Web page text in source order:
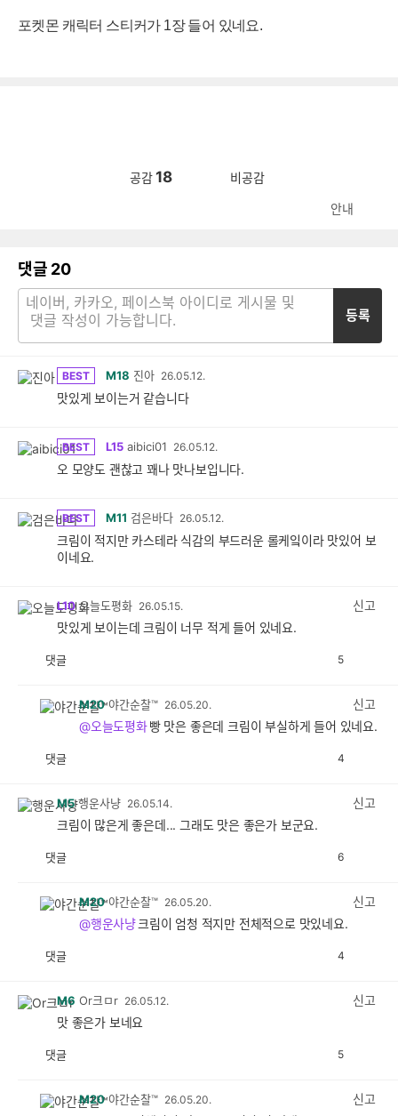
포켓몬 캐릭터 스티커가 1장 들어 있네요.
공감18 비공감
안내
댓글 20
등록
BEST M18 진아 26.05.12.
맛있게 보이는거 같습니다
BEST L15 aibici01 26.05.12.
오 모양도 괜찮고 꽤나 맛나보입니다.
BEST M11 검은바다 26.05.12.
크림이 적지만 카스테라 식감의 부드러운 롤케잌이라 맛있어 보
이네요.
L10 오늘도평화 26.05.15.
신고
맛있게 보이는데 크림이 너무 적게 들어 있네요.
댓글 5
M20 야간순찰™ 26.05.20.
신고
@오늘도평화빵 맛은 좋은데 크림이 부실하게 들어 있네요.
댓글 4
M5 행운사냥 26.05.14.
신고
크림이 많은게 좋은데... 그래도 맛은 좋은가 보군요.
댓글 6
M20 야간순찰™ 26.05.20.
신고
@행운사냥크림이 엄청 적지만 전체적으로 맛있네요.
댓글 4
M6 Or크ㅁr 26.05.12.
신고
맛 좋은가 보네요
댓글 5
M20 야간순찰™ 26.05.20.
신고